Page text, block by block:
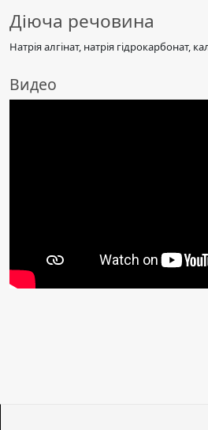
Діюча речовина
Натрія алгінат, натрія гідрокарбонат,
Видео